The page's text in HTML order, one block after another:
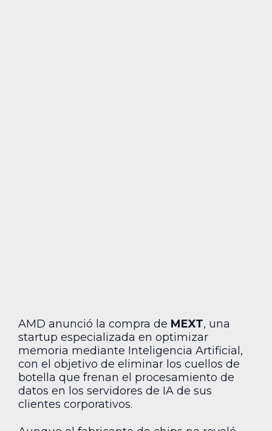
AMD anunció la compra de MEXT, una
startup especializada en optimizar
memoria mediante Inteligencia Artificial,
con el objetivo de eliminar los cuellos de
botella que frenan el procesamiento de
datos en los servidores de IA de sus
clientes corporativos.